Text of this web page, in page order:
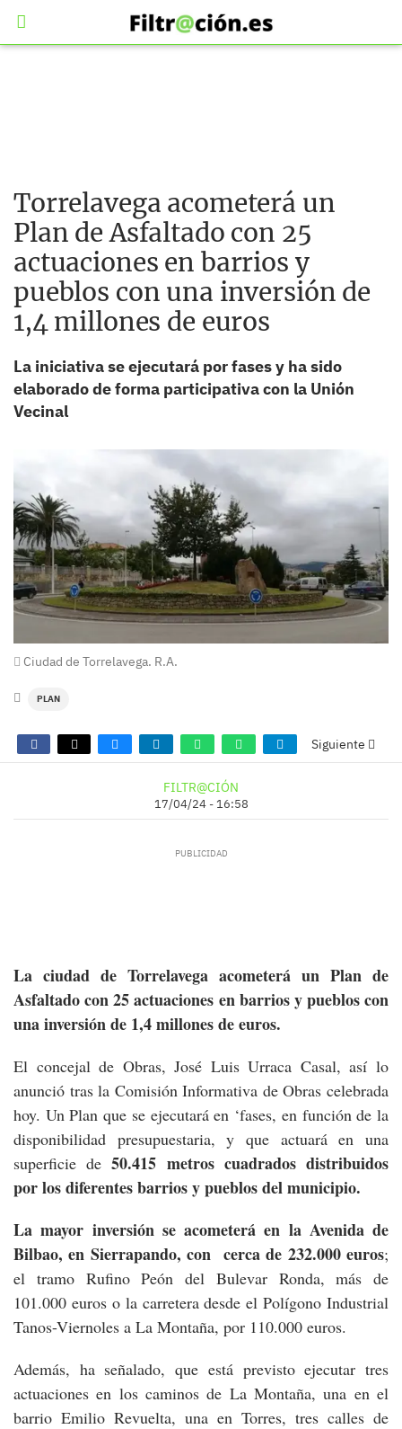
Torrelavega acometerá un
Plan de Asfaltado con 25
actuaciones en barrios y
pueblos con una inversión de
1,4 millones de euros
La iniciativa se ejecutará por fases y ha sido
elaborado de forma participativa con la Unión
Vecinal
Ciudad de Torrelavega. R.A.
PLAN
Siguiente
FILTR@CIÓN
17/04/24 - 16:58
La ciudad de Torrelavega acometerá un Plan de
Asfaltado con 25 actuaciones en barrios y pueblos con
una inversión de 1,4 millones de euros.
El concejal de Obras, José Luis Urraca Casal, así lo
anunció tras la Comisión Informativa de Obras celebrada
hoy. Un Plan que se ejecutará en ‘fases, en función de la
disponibilidad presupuestaria, y que actuará en una
superficie de50.415 metroscuadradosdistribuidos
por los diferentes barrios y pueblos del municipio.
La mayor inversión se acometerá en la Avenida de
Bilbao, en Sierrapando, con cerca de 232.000 euros;
el tramo Rufino Peón del Bulevar Ronda, más de
101.000 euros o la carretera desde el Polígono Industrial
Tanos-Viernoles a La Montaña, por 110.000 euros.
Además, ha señalado, que está previsto ejecutar tres
actuaciones en los caminos de La Montaña, una en el
barrio Emilio Revuelta, una en Torres, tres calles de